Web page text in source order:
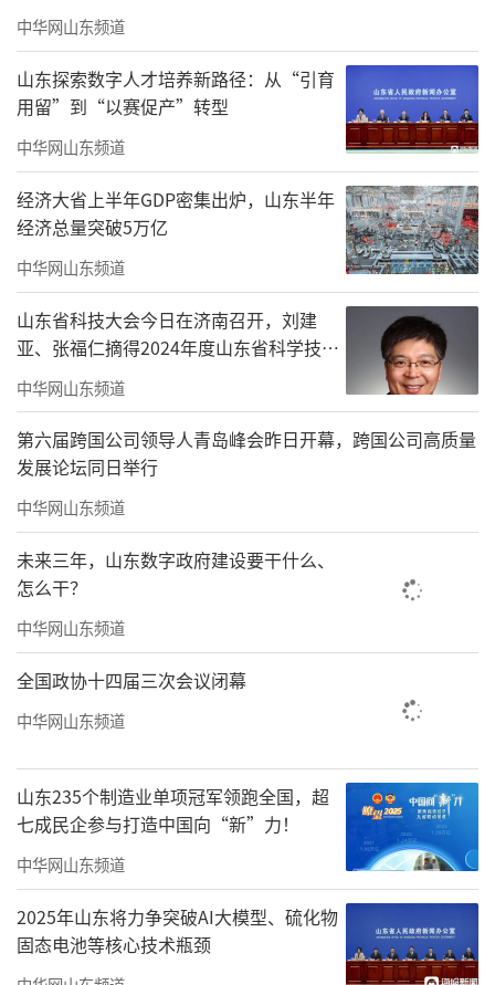
5月15日，山姆会员店同时在青岛和济南开
了新店，然后16号和17号还是周末，简直是抓
住了“黄金周”。
开业期间有多疯狂？有网友表示停车排队
要一个多小时，进店要排队三四十分钟。
好不容易进去了，超市里人挤人，青岛和
济南消费者的财力有目共睹，在山姆买东西还
要争抢那种，即便是见过世面的网友，也是被
中华网山东频道
山东探索数字人才培养新路径：从“引育
用留”到“以赛促产”转型
中华网山东频道
经济大省上半年GDP密集出炉，山东半年
经济总量突破5万亿
中华网山东频道
山东省科技大会今日在济南召开，刘建
亚、张福仁摘得2024年度山东省科学技术
奖最高奖！
中华网山东频道
第六届跨国公司领导人青岛峰会昨日开幕，跨国公司高质量
发展论坛同日举行
中华网山东频道
未来三年，山东数字政府建设要干什么、
怎么干？
中华网山东频道
全国政协十四届三次会议闭幕
中华网山东频道
山东235个制造业单项冠军领跑全国，超
七成民企参与打造中国向“新”力！
中华网山东频道
2025年山东将力争突破AI大模型、硫化物
固态电池等核心技术瓶颈